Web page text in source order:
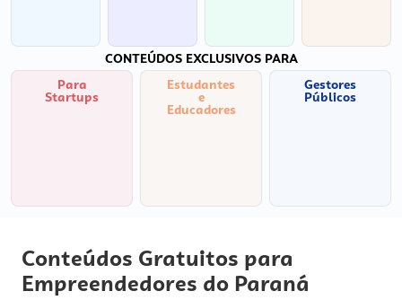
CONTEÚDOS EXCLUSIVOS PARA
Para
Startups
Estudantes
e
Educadores
Gestores
Públicos
Conteúdos Gratuitos para
Empreendedores do Paraná